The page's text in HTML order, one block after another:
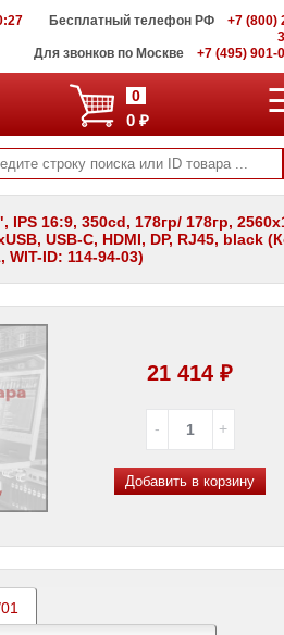
Бесплатный телефон РФ
+7 (800)
Для звонков по Москве
+7 (495) 901-
0
0 ₽
16:9, 350cd, 178гр/ 178гр,
USB-C, HDMI, DP, RJ45, black
WIT-ID: 114-94-03)
21 414 ₽
Добавить в корзину